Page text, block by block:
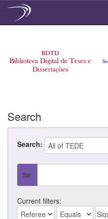
Search
Search:
for
Current filters: